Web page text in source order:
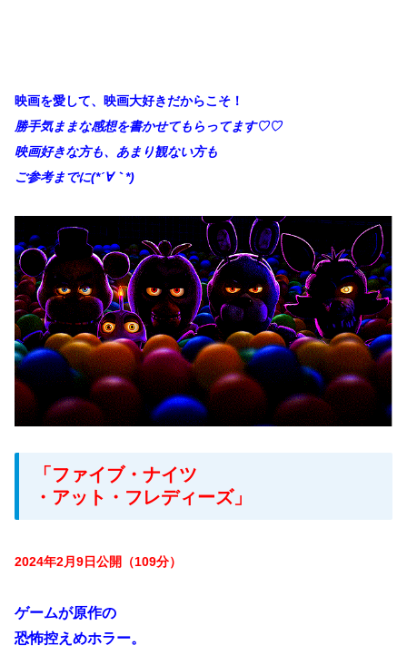
映画を愛して、映画大好きだからこそ！
勝手気ままな感想を書かせてもらってます♡♡
映画好きな方も、あまり観ない方も
ご参考までに(*´∀｀*)
「ファイブ・ナイツ
・アット・フレディーズ」
2024年2月9日公開（109分）
ゲームが原作の
恐怖控えめホラー。